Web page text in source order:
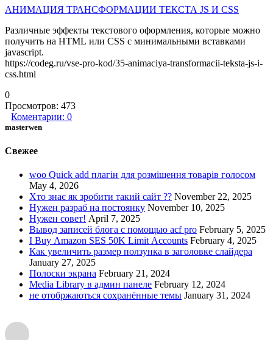
АНИМАЦИЯ ТРАНСФОРМАЦИИ ТЕКСТА JS И CSS
Различные эффекты текстового оформления, которые можно
получить на HTML или CSS с минимальными вставками
jаvascript.
https://codeg.ru/vse-pro-kod/35-animaciya-transformacii-teksta-js-i-
css.html
0
Просмотров: 473
Коментарии: 0
masterwen
Свежее
woo Quick add плагін для розміщення товарів голосом
May 4, 2026
Хто знає як зробити такий сайт ?? November 22, 2025
Нужен разраб на постоянку November 10, 2025
Нужен совет! April 7, 2025
Вывод записей блога с помощью acf pro February 5, 2025
I Buy Amazon SES 50K Limit Accounts February 4, 2025
Как увеличить размер ползунка в заголовке слайдера
January 27, 2025
Полоски экрана February 21, 2024
Media Library в админ панеле February 12, 2024
не отобржаються сохранённые темы January 31, 2024